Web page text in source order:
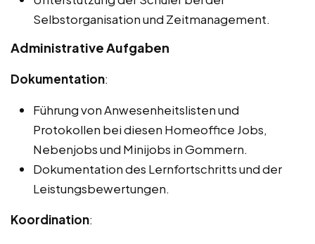
Selbstorganisation und Zeitmanagement.
Administrative Aufgaben
Dokumentation:
Führung von Anwesenheitslisten und
Protokollen bei diesen Homeoffice Jobs,
Nebenjobs und Minijobs in Gommern.
Dokumentation des Lernfortschritts und der
Leistungsbewertungen.
Koordination: